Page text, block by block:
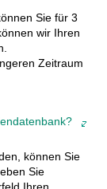
Sie für 3
wir Ihren
Zeitraum
können Sie
Sie
Ihren